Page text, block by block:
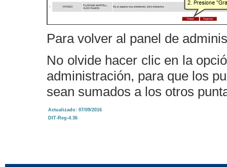
Para volver al panel de
No olvide hacer clic en la
administración, para que los
sean sumados a los otros
Actualizado: 07/09/2016
DIT-Reg-4.36